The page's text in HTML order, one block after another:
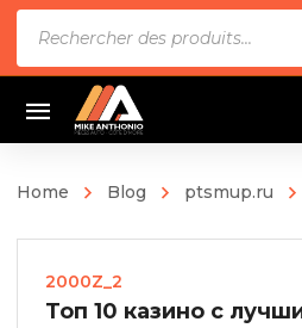
produits
Home Blog ptsmup.ru
2000Z_2
Топ 10 казино с